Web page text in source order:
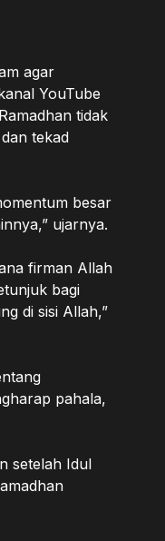
agar
YouTube
tidak
tekad
besar
ujarnya.
firman Allah
bagi
di sisi Allah,”
pahala,
setelah Idul